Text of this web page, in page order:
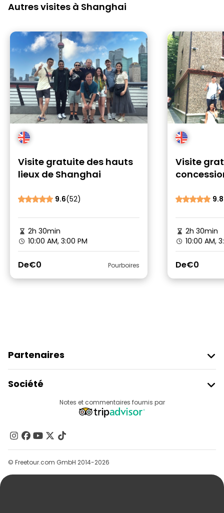
Autres visites à Shanghai
Visite gratuite des hauts
lieux de Shanghai
9.6(52)
2h 30min
10:00 AM, 3:00 PM
De€0 Pourboires
Visite
9.8
2h 30min
10:00 AM,
De€0
Partenaires
Connexion Du Fournisseur
Programme D’affiliation
Société
Contactez-Nous
Groupes
Aide
Notes et commentaires fournis par
© Freetour.com GmbH 2014-2026